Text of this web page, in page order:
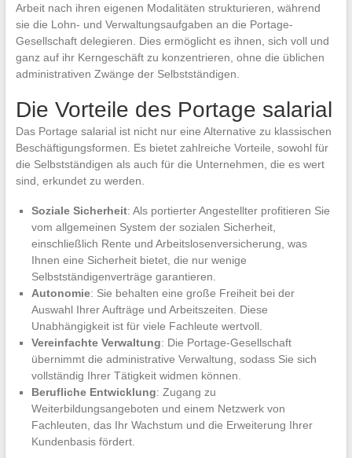
Arbeit nach ihren eigenen Modalitäten strukturieren, während
sie die Lohn- und Verwaltungsaufgaben an die Portage-
Gesellschaft delegieren. Dies ermöglicht es ihnen, sich voll und
ganz auf ihr Kerngeschäft zu konzentrieren, ohne die üblichen
administrativen Zwänge der Selbstständigen.
Die Vorteile des Portage salarial
Das Portage salarial ist nicht nur eine Alternative zu klassischen
Beschäftigungsformen. Es bietet zahlreiche Vorteile, sowohl für
die Selbstständigen als auch für die Unternehmen, die es wert
sind, erkundet zu werden.
Soziale Sicherheit: Als portierter Angestellter profitieren Sie
vom allgemeinen System der sozialen Sicherheit,
einschließlich Rente und Arbeitslosenversicherung, was
Ihnen eine Sicherheit bietet, die nur wenige
Selbstständigenverträge garantieren.
Autonomie: Sie behalten eine große Freiheit bei der
Auswahl Ihrer Aufträge und Arbeitszeiten. Diese
Unabhängigkeit ist für viele Fachleute wertvoll.
Vereinfachte Verwaltung: Die Portage-Gesellschaft
übernimmt die administrative Verwaltung, sodass Sie sich
vollständig Ihrer Tätigkeit widmen können.
Berufliche Entwicklung: Zugang zu
Weiterbildungsangeboten und einem Netzwerk von
Fachleuten, das Ihr Wachstum und die Erweiterung Ihrer
Kundenbasis fördert.